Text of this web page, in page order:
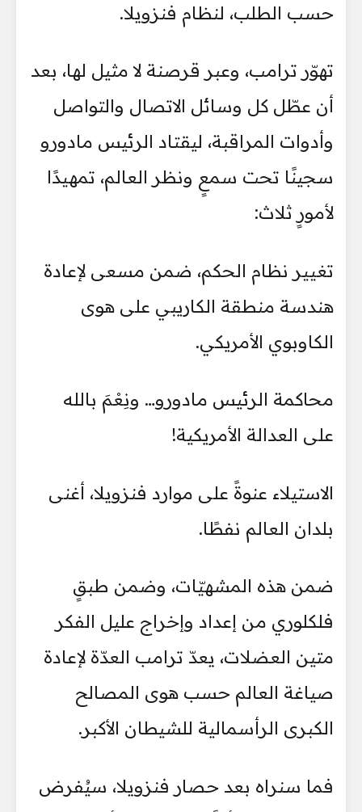
حسب الطلب، لنظام فنزويلا.
تهوّر ترامب، وعبر قرصنة لا مثيل لها، بعد
أن عطّل كل وسائل الاتصال والتواصل
وأدوات المراقبة، ليقتاد الرئيس مادورو
سجينًا تحت سمعٍ ونظر العالم، تمهيدًا
لأمورٍ ثلاث:
تغيير نظام الحكم، ضمن مسعى لإعادة
هندسة منطقة الكاريبي على هوى
الكاوبوي الأمريكي.
محاكمة الرئيس مادورو… ونِعْمَ بالله
على العدالة الأمريكية!
الاستيلاء عنوةً على موارد فنزويلا، أغنى
بلدان العالم نفطًا.
ضمن هذه المشهيّات، وضمن طبقٍ
فلكلوري من إعداد وإخراج عليل الفكر
متين العضلات، يعدّ ترامب العدّة لإعادة
صياغة العالم حسب هوى المصالح
الكبرى الرأسمالية للشيطان الأكبر.
فما سنراه بعد حصار فنزويلا، سيُفرض